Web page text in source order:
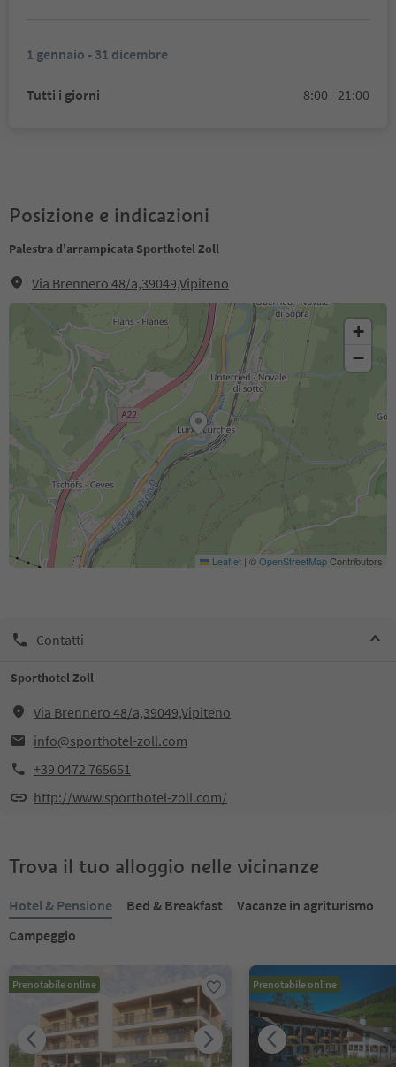
1 gennaio - 31 dicembre
Tutti i giorni 8:00 - 21:00
Posizione e indicazioni
Palestra d'arrampicata Sporthotel Zoll
Via Brennero 48/a,39049,Vipiteno
+
−
Leaflet | ©OpenStreetMapContributors
Contatti
Sporthotel Zoll
Via Brennero 48/a,39049,Vipiteno
info@sporthotel-zoll.com
+39 0472 765651
http://www.sporthotel-zoll.com/
Trova il tuo alloggio nelle vicinanze
Hotel & Pensione Bed & Breakfast
Vacanze in agriturismo
Campeggio
Prenotabile online Prenotabile online